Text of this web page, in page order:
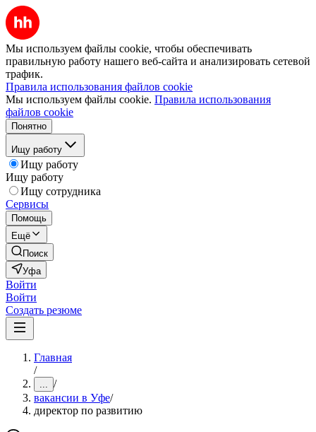
Мы используем файлы cookie, чтобы обеспечивать
правильную работу нашего веб-сайта и анализировать сетевой
трафик.
Правила использования файлов cookie
Мы используем файлы cookie. Правила использования
файлов cookie
Понятно
Ищу работу
Ищу работу
Ищу работу
Ищу сотрудника
Сервисы
Помощь
Ещё
Поиск
Уфа
Войти
Войти
Создать резюме
Главная
/
... /
вакансии в Уфе/
директор по развитию